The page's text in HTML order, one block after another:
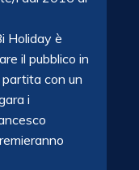
Holiday è
il pubblico in
con un
i